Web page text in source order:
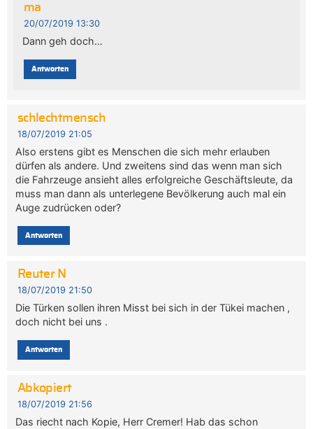
ma
20/07/2019 13:30
Dann geh doch…
Antworten
schlechtmensch
18/07/2019 21:05
Also erstens gibt es Menschen die sich mehr erlauben
dürfen als andere. Und zweitens sind das wenn man sich
die Fahrzeuge ansieht alles erfolgreiche Geschäftsleute, da
muss man dann als unterlegene Bevölkerung auch mal ein
Auge zudrücken oder?
Antworten
Reuter N
18/07/2019 21:50
Die Türken sollen ihren Misst bei sich in der Tükei machen ,
doch nicht bei uns .
Antworten
Abkopiert
18/07/2019 21:56
Das riecht nach Kopie, Herr Cremer! Hab das schon